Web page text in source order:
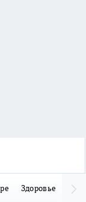
Здоровье